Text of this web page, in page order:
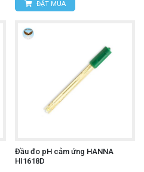
ĐẶT MUA
Đầu đo pH cảm ứng HANNA
HI1618D